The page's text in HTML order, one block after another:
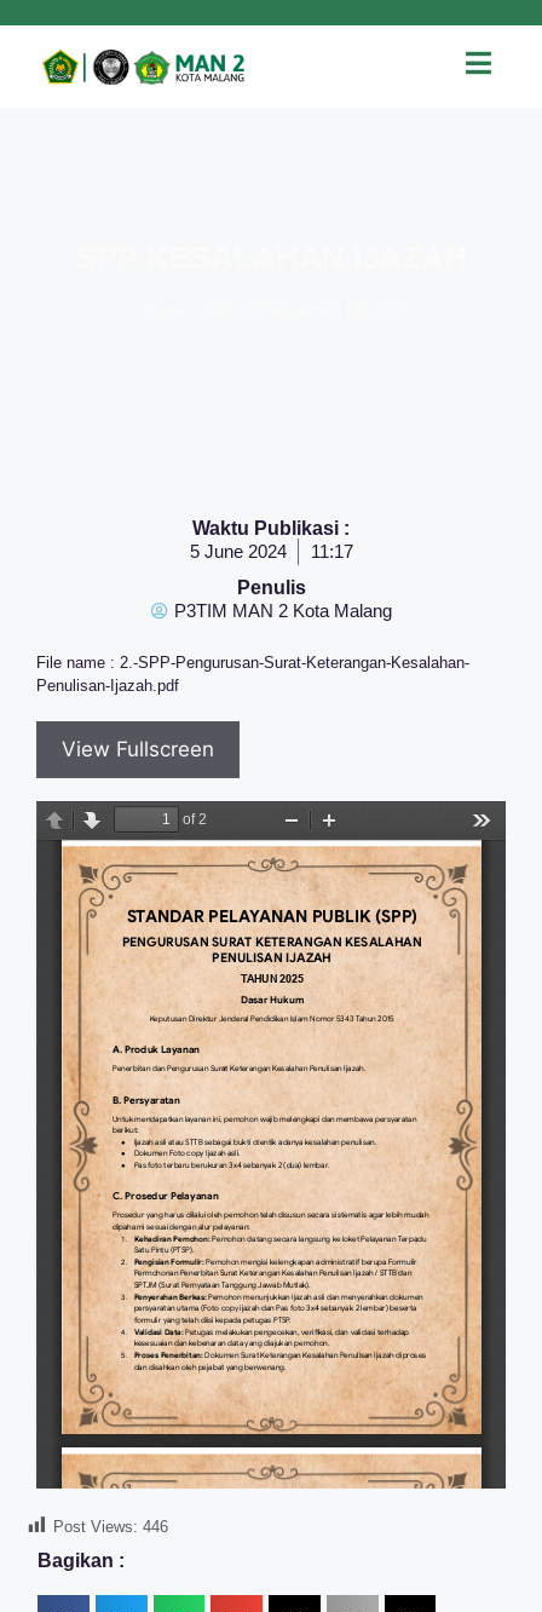
Waktu Publikasi :
5 June 2024
11:17
Penulis
P3TIM MAN 2 Kota Malang
File name : 2.-SPP-Pengurusan-Surat-Keterangan-Kesalahan-
Penulisan-Ijazah.pdf
View Fullscreen
Post Views: 446
Bagikan :